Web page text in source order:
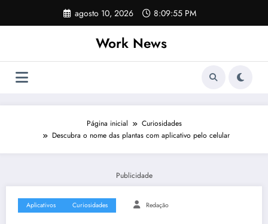
o
agosto 10, 2026 8:09:56 PM
Work News
Página inicial
Curiosidades
Descubra o nome das plantas com aplicativo pelo celular
Publicidade
Aplicativos Curiosidades Redação